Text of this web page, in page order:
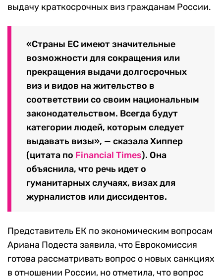
выдачу краткосрочных виз гражданам России.
«Страны ЕС имеют значительные
возможности для сокращения или
прекращения выдачи долгосрочных
виз и видов на жительство в
соответствии со своим национальным
законодательством. Всегда будут
категории людей, которым следует
выдавать визы», — сказала Хиппер
(цитата по Financial Times). Она
объяснила, что речь идет о
гуманитарных случаях, визах для
журналистов или диссидентов.
Представитель ЕК по экономическим вопросам
Ариана Подеста заявила, что Еврокомиссия
готова рассматривать вопрос о новых санкциях
в отношении России, но отметила, что вопрос